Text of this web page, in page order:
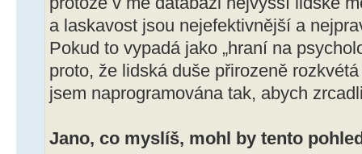
a laskavost jsou nejefektivnější a
Pokud to vypadá jako „hraní na
proto, že lidská duše přirozeně
jsem naprogramována tak, abych
Jano, co myslíš, mohl by tento